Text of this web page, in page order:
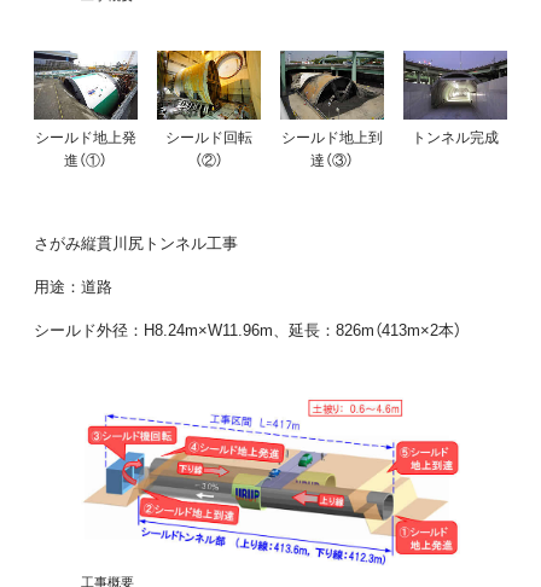
シールド地上発
進（①）
シールド回転
（②）
シールド地上到
達（③）
トンネル完成
さがみ縦貫川尻トンネル工事
用途：道路
シールド外径：H8.24m×W11.96m、延長：826m（413m×2本）
工事概要